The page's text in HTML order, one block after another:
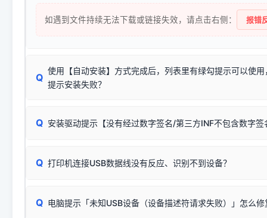
如遇到文件持续无法下载或链接失效，请点击右侧： 报错
Q
使用【自动安装】方式完成后，列表里有绿勾提示可以使
提示安装失败？
由于本站驱动包集成了32位和64位驱动，自动安装程序在运
✔ 可以使用了
：代表与您当
（被自动跳过），并不影响正
Q 安装驱动提示【没有经过数字签名/第三方INF不包含数字
往往会弹出此类提示。
系统（如 Win10/Win11 最新版）已彻底不再识别老旧驱
致安装失败。请尝试以下方案：
Q 打印机连接USB数据线没有反应、识别不到设备？
首先确认打印机电源已开启，USB数据线两端已完全插紧；
Q 电脑提示「未知USB设备（设备描述符请求失败）」怎么修